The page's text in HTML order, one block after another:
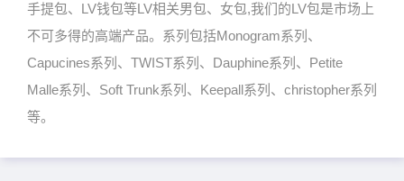
手提包、LV钱包等LV相关男包、女包,我们的LV包是市场上
不可多得的高端产品。系列包括Monogram系列、
Capucines系列、TWIST系列、Dauphine系列、Petite
Malle系列、Soft Trunk系列、Keepall系列、christopher系列
等。